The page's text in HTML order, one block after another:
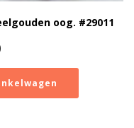
oog. #29011